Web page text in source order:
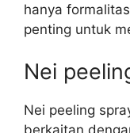
hanya
penting untuk
Nei
Nei peeling